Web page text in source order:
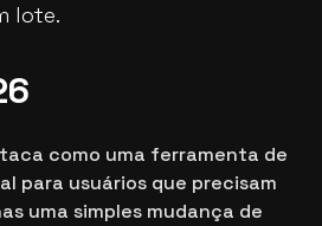
lote.
como uma ferramenta de
para usuários que precisam
uma simples mudança de